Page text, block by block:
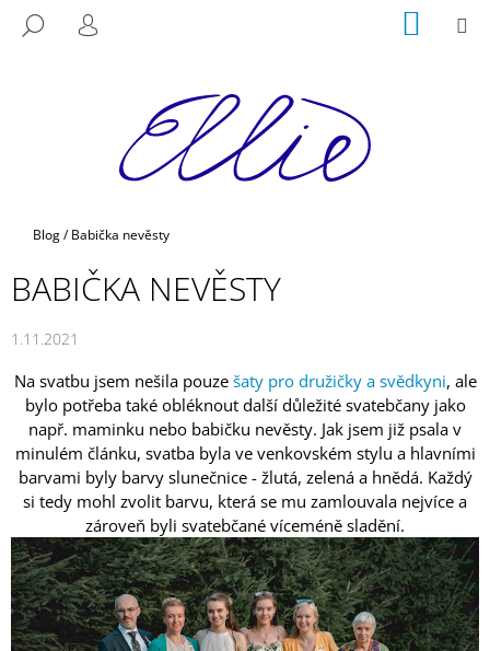
HLEDAT
PŘIHLÁŠENÍ KOŠÍK
Domů
Blog/ Babička nevěsty
BABIČKA NEVĚSTY
1.11.2021
Na svatbu jsem nešila pouze šaty pro družičky a svědkyni, ale
bylo potřeba také obléknout další důležité svatebčany jako
např. maminku nebo babičku nevěsty. Jak jsem již psala v
minulém článku, svatba byla ve venkovském stylu a hlavními
barvami byly barvy slunečnice - žlutá, zelená a hnědá. Každý
si tedy mohl zvolit barvu, která se mu zamlouvala nejvíce a
zároveň byli svatebčané víceméně sladění.
T
E
U
J
E
T
E
N
A
J
Í
T
?